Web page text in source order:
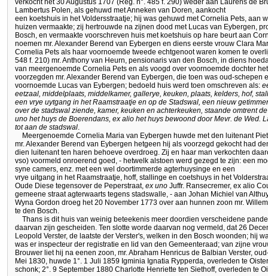
verkocht het 30 Augustus 1707 (Reg. n°. 485 f. 290) weder aan Laurens de
Lambertus Polen, als gehuwd met Anneken van Doren, aankocht
een koetshuis in het Voldersstraatje; hij was gehuwd met Cornelia Pets, aan
huizen vermaakte; zij hertrouwde na zijnen dood met Lucas van Eybergen,
Bosch, en vermaakte voorschreven huis met koetshuis op hare beurt aan
noemen mr. Alexander Berend van Eybergen en diens eerste vrouw Clara
Cornelia Pets als haar voornoemde tweede echtgenoot waren komen te
548 f. 210) mr. Anthony van Heurn, pensionaris van den Bosch, in diens
van meergenoemde Cornelia Pets en als voogd over voornoemde dochter
voorzegden mr. Alexander Berend van Eybergen, die toen was oud-schepen
voornoemde Lucas van Eybergen; bedoeld huis werd toen omschreven als:
eetzaal, middelplaats, middelkamer, gallerye, keuken, plaats, kelders, hof,
een vrye uytgang in het Raamstraatje en op de Stadswal, een nieuw
over de stadswal ziende, kamer, keuken en achterkeuken, staande omtrent
uno het huys de Boerendans, ex alio het huys bewoond door Mevr. de Wed.
tot aan de stadswal.
Meergenoemde Cornelia Maria van Eybergen huwde met den luitenant
mr. Alexander Berend van Eybergen hetgeen hij als voorzegd gekocht had
dien luitenant ten haren behoeve overdroeg. Zij en haar man verkochten
vso) voormeld onroerend goed, - hetwelk alstoen werd gezegd te zijn: een
syne camers, enz. met een wel doortimmerde agterhuysinge en een
vrye uitgang in het Raamstraatje, hoff, stallinge en coetshuys in het
Oude Diese tegensover de Peperstraat, ex uno Juffr. Ransecremer, ex alio
gemeene straat agterwaarts tegens stadswalle, - aan Johan Michiel van
Wyna Gordon droeg het 20 November 1773 over aan hunnen zoon mr.
te den Bosch.
Thans is dit huis van weinig beteekenis meer doordien verscheidene
daarvan zijn gescheiden. Ten slotte worde daarvan nog vermeld, dat 26
Leopold Verster, de laatste der Verster's, welken in den Bosch woonden; hij
was er inspecteur der registratie en lid van den Gemeenteraad; van zijne
Brouwer liet hij na eenen zoon, mr. Abraham Henricus de Balbian Verster,
Mei 1830, huwde 1°. 1 Juli 1859 Igminia Ignatia Rypperda, overleden te
schonk; 2°. 9 September 1880 Charlotte Henriette ten Siethoff, overleden te